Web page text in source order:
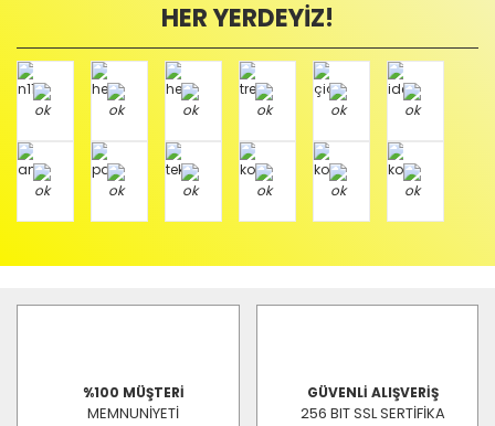
HER YERDEYİZ!
%100 MÜŞTERİ
MEMNUNİYETİ
GÜVENLİ ALIŞVERİŞ
256 BIT SSL SERTİFİKA